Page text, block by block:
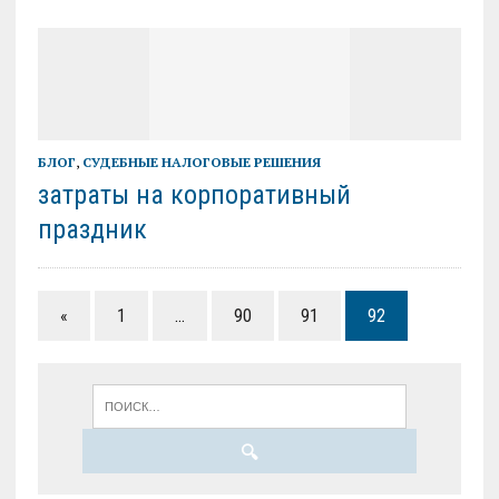
БЛОГ, СУДЕБНЫЕ НАЛОГОВЫЕ РЕШЕНИЯ
затраты на корпоративный
праздник
« 1 … 90 91 92